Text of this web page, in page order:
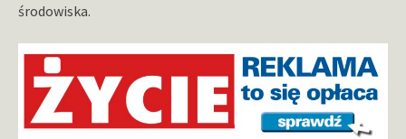
środowiska.